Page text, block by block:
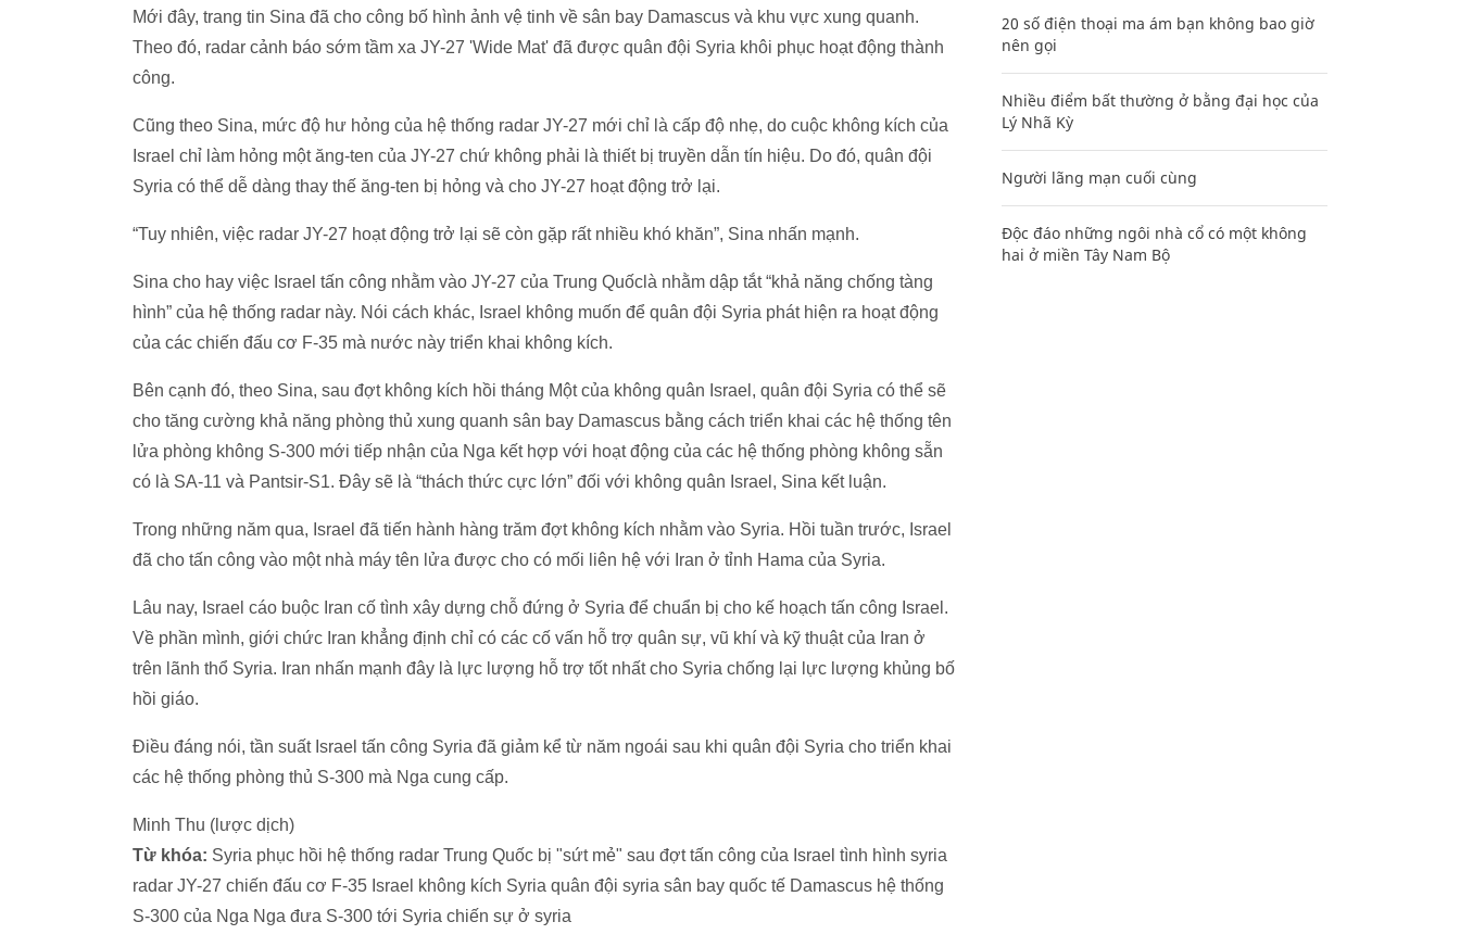
Mới đây, trang tin Sina đã cho công bố hình ảnh vệ tinh về sân bay Damascus và khu vực xung quanh.
Theo đó, radar cảnh báo sớm tầm xa JY-27 'Wide Mat' đã được quân đội Syria khôi phục hoạt động thành
công.
Cũng theo Sina, mức độ hư hỏng của hệ thống radar JY-27 mới chỉ là cấp độ nhẹ, do cuộc không kích của
Israel chỉ làm hỏng một ăng-ten của JY-27 chứ không phải là thiết bị truyền dẫn tín hiệu. Do đó, quân đội
Syria có thể dễ dàng thay thế ăng-ten bị hỏng và cho JY-27 hoạt động trở lại.
“Tuy nhiên, việc radar JY-27 hoạt động trở lại sẽ còn gặp rất nhiều khó khăn”, Sina nhấn mạnh.
Sina cho hay việc Israel tấn công nhằm vào JY-27 của Trung Quốclà nhằm dập tắt “khả năng chống tàng
hình” của hệ thống radar này. Nói cách khác, Israel không muốn để quân đội Syria phát hiện ra hoạt động
của các chiến đấu cơ F-35 mà nước này triển khai không kích.
Bên cạnh đó, theo Sina, sau đợt không kích hồi tháng Một của không quân Israel, quân đội Syria có thể sẽ
cho tăng cường khả năng phòng thủ xung quanh sân bay Damascus bằng cách triển khai các hệ thống tên
lửa phòng không S-300 mới tiếp nhận của Nga kết hợp với hoạt động của các hệ thống phòng không sẵn
có là SA-11 và Pantsir-S1. Đây sẽ là “thách thức cực lớn” đối với không quân Israel, Sina kết luận.
Trong những năm qua, Israel đã tiến hành hàng trăm đợt không kích nhằm vào Syria. Hồi tuần trước, Israel
đã cho tấn công vào một nhà máy tên lửa được cho có mối liên hệ với Iran ở tỉnh Hama của Syria.
Lâu nay, Israel cáo buộc Iran cố tình xây dựng chỗ đứng ở Syria để chuẩn bị cho kế hoạch tấn công Israel.
Về phần mình, giới chức Iran khẳng định chỉ có các cố vấn hỗ trợ quân sự, vũ khí và kỹ thuật của Iran ở
trên lãnh thổ Syria. Iran nhấn mạnh đây là lực lượng hỗ trợ tốt nhất cho Syria chống lại lực lượng khủng bố
hồi giáo.
Điều đáng nói, tần suất Israel tấn công Syria đã giảm kể từ năm ngoái sau khi quân đội Syria cho triển khai
các hệ thống phòng thủ S-300 mà Nga cung cấp.
Minh Thu (lược dịch)
Từ khóa: Syria phục hồi hệ thống radar Trung Quốc bị "sứt mẻ" sau đợt tấn công của Israel tình hình syria
radar JY-27 chiến đấu cơ F-35 Israel không kích Syria quân đội syria sân bay quốc tế Damascus hệ thống
S-300 của Nga Nga đưa S-300 tới Syria chiến sự ở syria
20 số điện thoại ma ám bạn không bao giờ
nên gọi
Nhiều điểm bất thường ở bằng đại học của
Lý Nhã Kỳ
Người lãng mạn cuối cùng
Độc đáo những ngôi nhà cổ có một không
hai ở miền Tây Nam Bộ